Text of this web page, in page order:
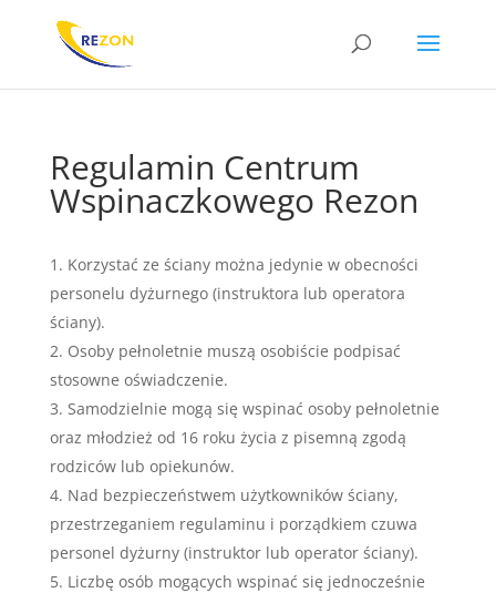
Regulamin Centrum
Wspinaczkowego Rezon
Korzystać ze ściany można jedynie w obecności
personelu dyżurnego (instruktora lub operatora
ściany).
Osoby pełnoletnie muszą osobiście podpisać
stosowne oświadczenie.
Samodzielnie mogą się wspinać osoby pełnoletnie
oraz młodzież od 16 roku życia z pisemną zgodą
rodziców lub opiekunów.
Nad bezpieczeństwem użytkowników ściany,
przestrzeganiem regulaminu i porządkiem czuwa
personel dyżurny (instruktor lub operator ściany).
Liczbę osób mogących wspinać się jednocześnie